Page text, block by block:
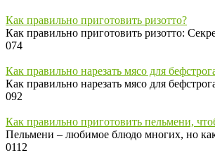
Как правильно приготовить ризотто?
Как правильно приготовить ризотто:
074
Как правильно нарезать мясо для
Как правильно нарезать мясо для
092
Как правильно приготовить пельмени,
Пельмени – любимое блюдо многих, но
0112